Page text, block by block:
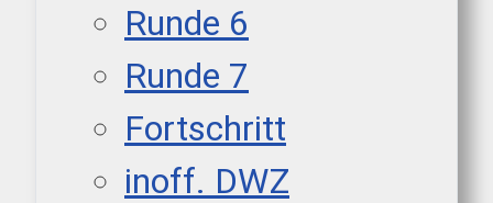
Runde 6
Runde 7
Fortschritt
inoff. DWZ